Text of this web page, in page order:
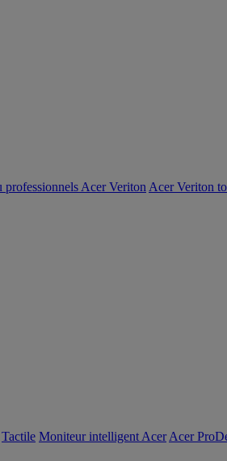
professionnels Acer Veriton Acer Veriton
Tactile Moniteur intelligent Acer Acer